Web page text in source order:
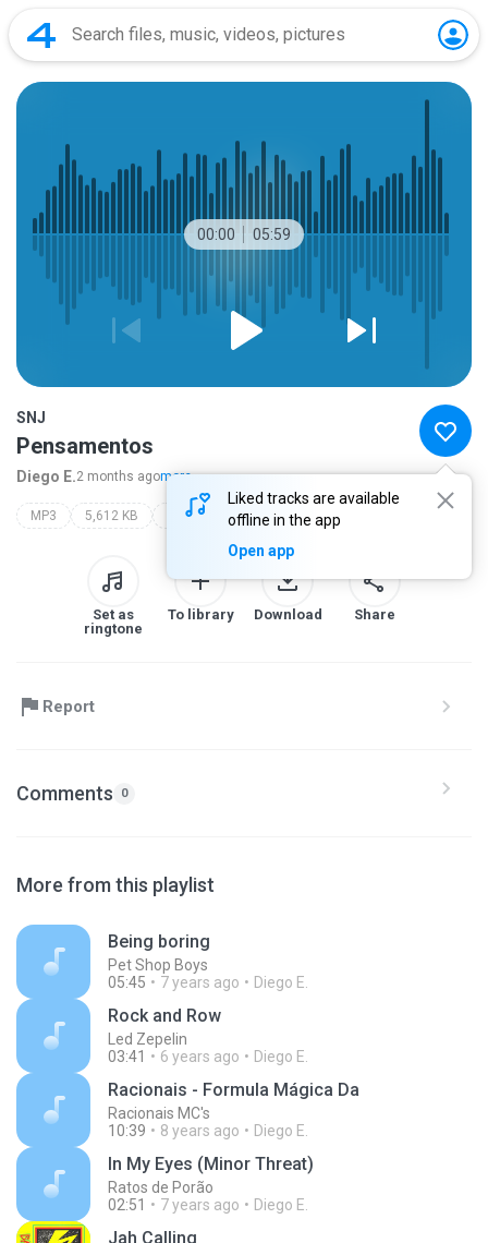
00:00 05:59
Liked tracks are available
offline in the app
Open app
SNJ
Pensamentos
Diego E.2 months agomore...
MP3 5,612 KB Rap ao vivo espaço rap especial
Set as
ringtone
To library Download Share
Report
Comments 0
More from this playlist
Being boring
Pet Shop Boys
05:45
7 years ago Diego E.
Rock and Row
Led Zepelin
03:41
6 years ago Diego E.
Racionais - Formula Mágica Da
Racionais MC's
10:39
8 years ago Diego E.
In My Eyes (Minor Threat)
Ratos de Porão
02:51
7 years ago Diego E.
Jah Calling